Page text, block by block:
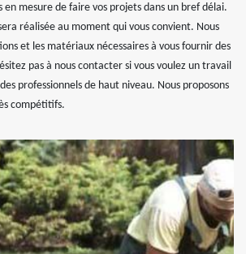
en mesure de faire vos projets dans un bref délai.
réalisée au moment qui vous convient. Nous
et les matériaux nécessaires à vous fournir des
pas à nous contacter si vous voulez un travail
professionnels de haut niveau. Nous proposons
compétitifs.